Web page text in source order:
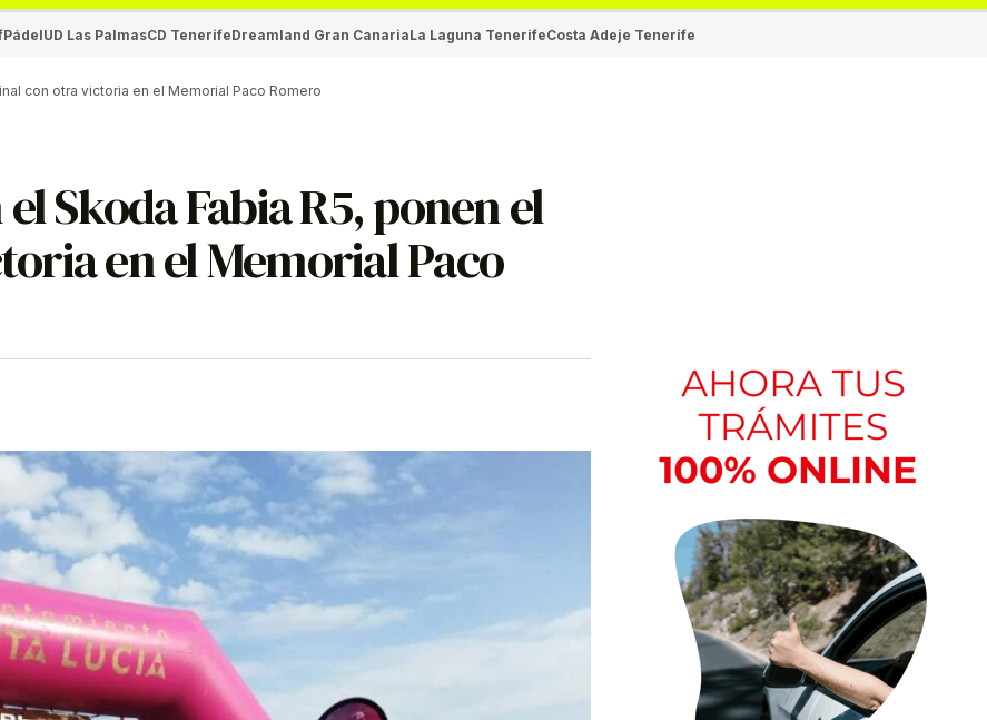
PádelUD Las PalmasCD TenerifeDreamland Gran CanariaLa Laguna TenerifeCosta Adeje Tenerife
con otra victoria en el Memorial Paco Romero
Skoda Fabia R5, ponen el
en el Memorial Paco